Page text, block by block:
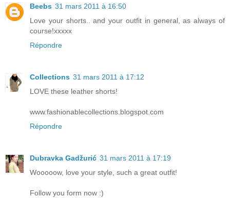
Beebs 31 mars 2011 à 16:50
Love your shorts.. and your outfit in general, as always of
course!xxxxx
Répondre
Collections 31 mars 2011 à 17:12
LOVE these leather shorts!
www.fashionablecollections.blogspot.com
Répondre
Dubravka Gadžurić 31 mars 2011 à 17:19
Wooooow, love your style, such a great outfit!
Follow you form now :)